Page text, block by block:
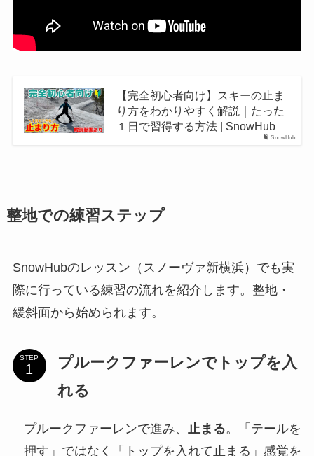
SnowHub
【完全初心者向け】スキーの止ま
り方をわかりやすく解説｜たった
１日で習得する方法 | SnowHub
整地での練習ステップ
SnowHubのレッスン（スノーヴァ新横浜）でも実
際に行っている練習の流れを紹介します。整地・
緩斜面から始められます。
STEP
プルークファーレンでトップを入
れる
プルークファーレンで進み、 止まる。「テールを
押す」ではなく「トップを入れて止まる」感覚を